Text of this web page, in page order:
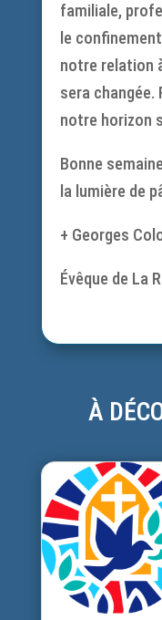
familiale,
le
notre relation
sera changée.
notre horizon
Bonne
la lumière de
+ Georges
Évêque de La
À